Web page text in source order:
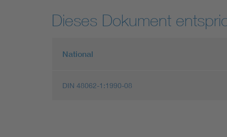
Dieses Dokument
National
DIN 48062-1:1990-08